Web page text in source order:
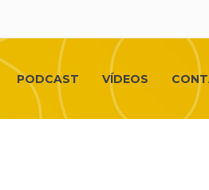
PODCAST VÍDEOS